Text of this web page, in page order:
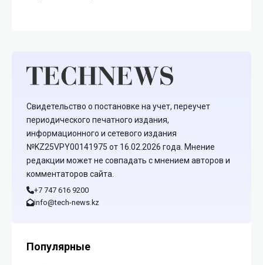
Свидетельство о постановке на учет, переучет
периодического печатного издания,
информационного и сетевого издания
№KZ25VPY00141975 от 16.02.2026 года. Мнение
редакции может не совпадать с мнением авторов и
комментаторов сайта.
+7 747 616 9200
info@tech-news.kz
Популярные